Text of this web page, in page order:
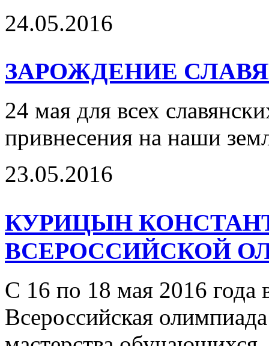
24.05.2016
ЗАРОЖДЕНИЕ
24 мая для всех
привнесения на наши
23.05.2016
КУРИЦЫН
ВСЕРОССИЙСКОЙ
С 16 по 18 мая 2016 года
Всероссийская